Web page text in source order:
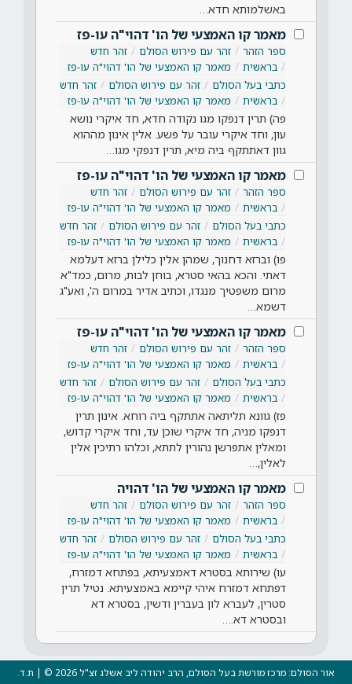
באשלמותא חדא…
מאמר קו האמצעי של הו' דהוי"ה עו-פז
ספר הזהר זהר עם פירוש הסולם
זהר חדש
בראשית
מאמר קו האמצעי של הו' דהוי"ה עו-פז
כתבי בעל הסולם
זהר עם פירוש הסולם
זהר חדש
בראשית
מאמר קו האמצעי של הו' דהוי"ה עו-פז
פה) תרין דנפקו מגו נקודה חדא, חד איקרי נושא
עון, וחד איקרי עובר על פשע. אלין אינון מההוא
גוון דאתתקף ביה מיא, תרין דנפקי מגו…
מאמר קו האמצעי של הו' דהוי"ה עו-פז
ספר הזהר זהר עם פירוש הסולם
זהר חדש
בראשית
מאמר קו האמצעי של הו' דהוי"ה עו-פז
כתבי בעל הסולם
זהר עם פירוש הסולם
זהר חדש
בראשית
מאמר קו האמצעי של הו' דהוי"ה עו-פז
פו) וברזא דחנוך, שמהן אלין כלילן ברזא דעלמא
דאתי. והכא בהאי סטרא, בוחן לבות, מרום, כמד"א
מרום משפטיך מנגדו, וכתיב אדיר במרום ה', ואע"ג
דשמא…
מאמר קו האמצעי של הו' דהוי"ה עו-פז
ספר הזהר זהר עם פירוש הסולם
זהר חדש
בראשית
מאמר קו האמצעי של הו' דהוי"ה עו-פז
כתבי בעל הסולם
זהר עם פירוש הסולם
זהר חדש
בראשית
מאמר קו האמצעי של הו' דהוי"ה עו-פז
פז) גוונא תליתאה אתתקף ביה רוחא. אינון תרין
דנפקו מניה, חד איקרי שוכן עד, וחד איקרי קדוש,
ומאלין אתפרשן נהורין לתתא, וכלהו רתיכין אלין
לאלין,…
מאמר קו האמצעי של הו' דהויה
ספר הזהר זהר עם פירוש הסולם
זהר חדש
בראשית
מאמר קו האמצעי של הו' דהוי"ה עו-פז
כתבי בעל הסולם
זהר עם פירוש הסולם
זהר חדש
בראשית
מאמר קו האמצעי של הו' דהוי"ה עו-פז
עו) שירותא בסטרא דאמצעיתא, בפתחא דמזרח,
דפתחא דמזרח איהי קיימא באמצעיתא. נטיל תרין
סטרין, לעברא לון בעברין ודשין, בסטרא דא
ובסטרא דא.…
אור הסולם: מרכז מורשת בעל הסולם, הרב יהודה ליב אשלג זצ"ל 2026 © | ת.ד.